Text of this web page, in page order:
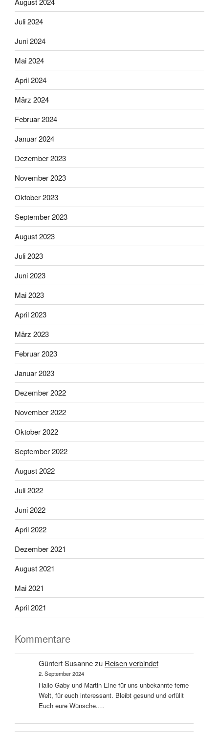
Juli 2024
Juni 2024
Mai 2024
April 2024
März 2024
Februar 2024
Januar 2024
Dezember 2023
November 2023
Oktober 2023
September 2023
August 2023
Juli 2023
Juni 2023
Mai 2023
April 2023
März 2023
Februar 2023
Januar 2023
Dezember 2022
November 2022
Oktober 2022
September 2022
August 2022
Juli 2022
Juni 2022
April 2022
Dezember 2021
August 2021
Mai 2021
April 2021
Kommentare
Güntert Susannezu Reisen verbindet
2. September 2024
Hallo Gaby und Martin Eine für uns unbekannte ferne
Welt, für euch interessant. Bleibt gesund und erfüllt
Euch eure Wünsche.…